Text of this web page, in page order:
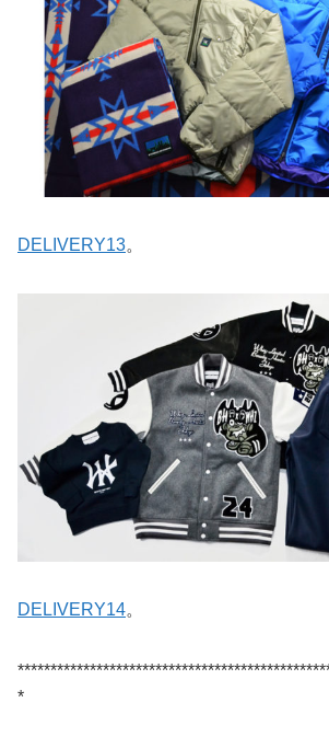
DELIVERY13。
DELIVERY14。
*